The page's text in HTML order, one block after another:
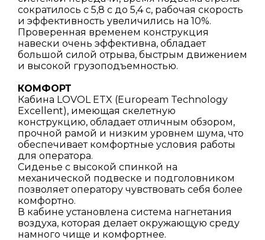
сократилось с 5,8 с до 5,4 с, рабочая скорость
и эффективность увеличились на 10%.
Проверенная временем конструкция
навески очень эффективна, обладает
большой силой отрыва, быстрым движением
и высокой грузоподъемностью.
КОМФОРТ
Кабина LOVOL ETX (Europeam Technology
Excellent), имеющая скелетную
конструкцию, обладает отличным обзором,
прочной рамой и низким уровнем шума, что
обеспечивает комфортные условия работы
для оператора.
Сиденье с высокой спинкой на
механической подвеске и подголовником
позволяет оператору чувствовать себя более
комфортно.
В кабине установлена система нагнетания
воздуха, которая делает окружающую среду
намного чище и комфортнее.